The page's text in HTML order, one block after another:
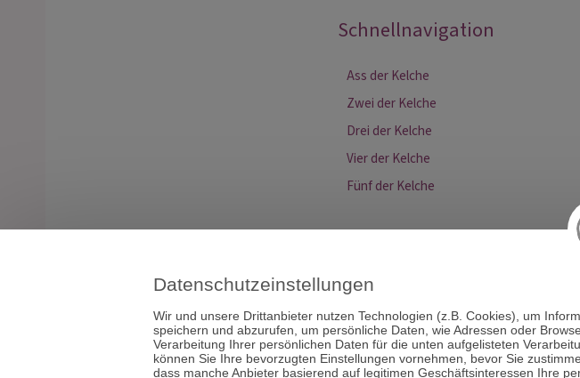
Schnellnavigation
Ass der Kelche
Zwei der Kelche
Drei der Kelche
Vier der Kelche
Fünf der Kelche
Datenschutzeinstellungen
Wir und unsere Drittanbieter nutzen Technologien (z.B. Cookies), um
speichern und abzurufen, um persönliche Daten, wie Adressen oder
Verarbeitung Ihrer persönlichen Daten für die unten aufgelisteten
können Sie Ihre bevorzugten Einstellungen vornehmen, bevor Sie
dass manche Anbieter basierend auf legitimen Geschäftsinteressen Ihre